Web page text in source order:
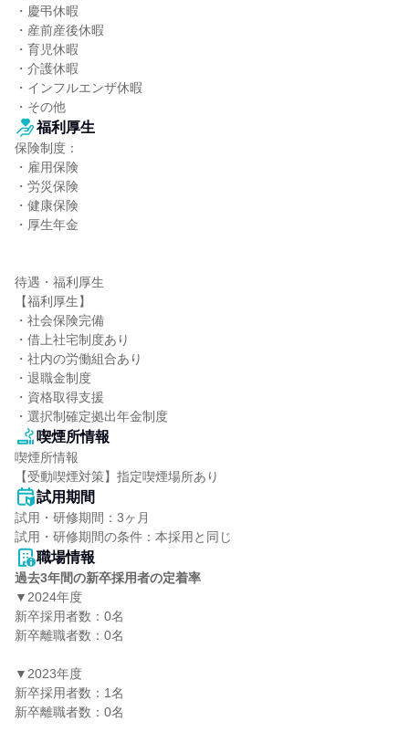
・慶弔休暇
・産前産後休暇
・育児休暇
・介護休暇
・インフルエンザ休暇
・その他
福利厚生
保険制度：
・雇用保険
・労災保険
・健康保険
・厚生年金
待遇・福利厚生
【福利厚生】
・社会保険完備
・借上社宅制度あり
・社内の労働組合あり
・退職金制度
・資格取得支援
・選択制確定拠出年金制度
喫煙所情報
喫煙所情報
【受動喫煙対策】指定喫煙場所あり
試用期間
試用・研修期間：3ヶ月
職場情報
過去3年間の新卒採用者の定着率
▼2024年度
新卒採用者数：0名
新卒離職者数：0名
▼2023年度
新卒採用者数：1名
新卒離職者数：0名